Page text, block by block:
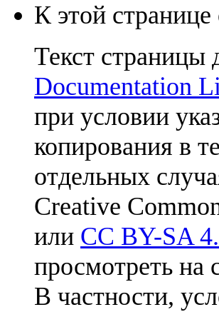
К этой
Текст страницы
Documentation
при условии
копирования в
отдельных
Creative
или CC BY-SA
просмотреть на
В частности,